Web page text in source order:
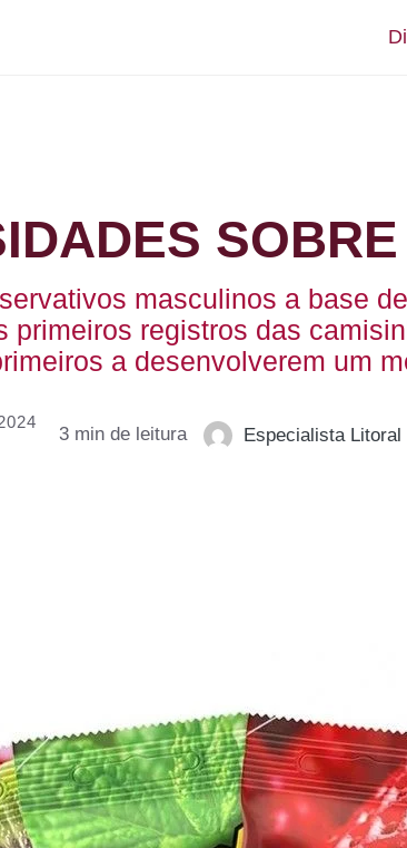
masculinos a base
primeiros registros das
a desenvolverem um
Especialista Litoral